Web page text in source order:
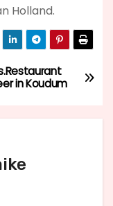
Holland.
in Koudum